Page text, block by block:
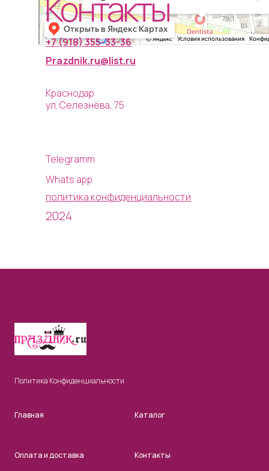
+7 (918) 355-33-36
2024
Краснодар
ул. Селезнёва, 75
Telegramm
Whats app
Prazdnik.ru@list.ru
политика конфиденциальности
Политика Конфиденциальности
Главная Каталог
Оплата и доставка Контакты